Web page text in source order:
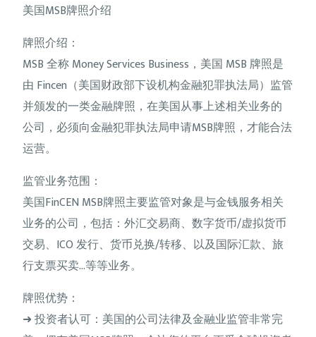
美国MSB牌照介绍
牌照介绍：
MSB 全称 Money Services Business，美国 MSB 牌照是
由 Fincen（美国财政部下设机构金融犯罪执法局）监管
并颁发的一类金融牌照，在美国从事上述相关业务的
公司，必须向金融犯罪执法局申请MSB牌照，才能合法
运营。
监管业务范围：
美国FinCEN MSB牌照主要监管对象是与金钱服务相关
业务的公司，包括：外汇交易商、数字货币/虚拟货币
交易、ICO 发行、货币兑换/转移、以及国际汇款、旅
行支票买卖…等等业务。
牌照优势：
➜ 投资者认可：美国的公司法律及金融业监管非常完